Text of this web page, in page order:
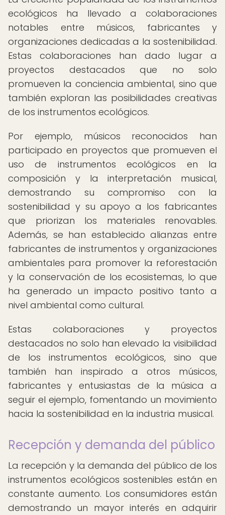
ecológicos ha llevado a colaboraciones
notables entre músicos, fabricantes y
organizaciones dedicadas a la sostenibilidad.
Estas colaboraciones han dado lugar a
proyectos destacados que no solo
promueven la conciencia ambiental, sino que
también exploran las posibilidades creativas
de los instrumentos ecológicos.
Por ejemplo, músicos reconocidos han
participado en proyectos que promueven el
uso de instrumentos ecológicos en la
composición y la interpretación musical,
demostrando su compromiso con la
sostenibilidad y su apoyo a los fabricantes
que priorizan los materiales renovables.
Además, se han establecido alianzas entre
fabricantes de instrumentos y organizaciones
ambientales para promover la reforestación
y la conservación de los ecosistemas, lo que
ha generado un impacto positivo tanto a
nivel ambiental como cultural.
Estas colaboraciones y proyectos
destacados no solo han elevado la visibilidad
de los instrumentos ecológicos, sino que
también han inspirado a otros músicos,
fabricantes y entusiastas de la música a
seguir el ejemplo, fomentando un movimiento
hacia la sostenibilidad en la industria musical.
Recepción y demanda del público
La recepción y la demanda del público de los
instrumentos ecológicos sostenibles están en
constante aumento. Los consumidores están
demostrando un mayor interés en adquirir